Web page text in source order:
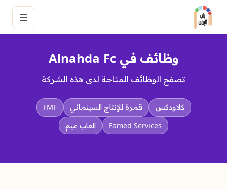
☰
وظائف في Alnahda Fc
تصفح الوظائف المتاحة لدى هذه الشركة
كلاودكس قمرة للإنتاج السينمائي
FMF
Famed Services
العاب ميم